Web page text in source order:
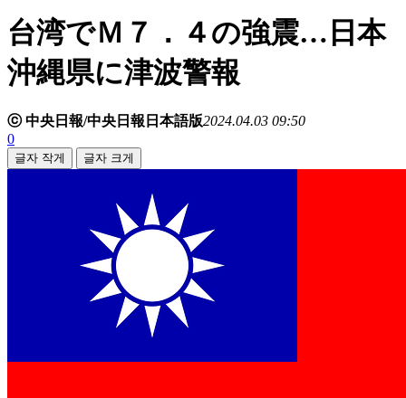
台湾でＭ７．４の強震…日本
沖縄県に津波警報
ⓒ 中央日報/中央日報日本語版2024.04.03 09:50
0
글자 작게 글자 크게